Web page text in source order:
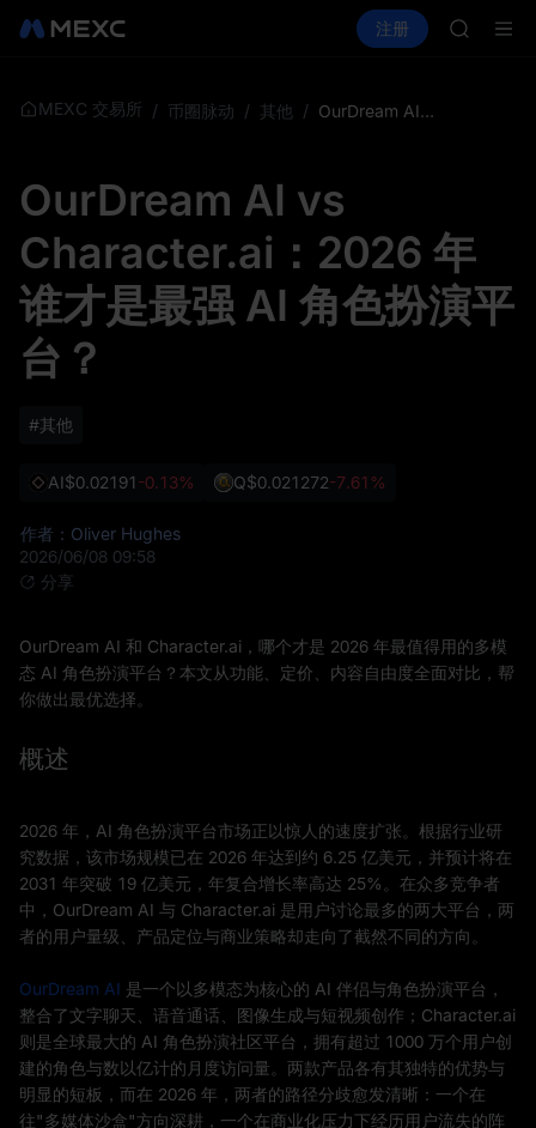
SPCX 理财 活
注册
SKYAI
MEXC 交易所 / 币圈脉动 / 其他 / OurDream AI vs Character.ai：2026 年谁才是最强 AI 角色扮演平台？
OurDream AI vs
Character.ai：2026 年
谁才是最强 AI 角色扮演平
台？
#其他
AI$0.02191 -0.13% Q$0.021272-7.61%
作者：Oliver Hughes
2026/06/08 09:58
分享
OurDream AI 和 Character.ai，哪个才是 2026 年最值得用的多模
态 AI 角色扮演平台？本文从功能、定价、内容自由度全面对比，帮
你做出最优选择。
概述
2026 年，AI 角色扮演平台市场正以惊人的速度扩张。根据行业研
究数据，该市场规模已在 2026 年达到约 6.25 亿美元，并预计将在
2031 年突破 19 亿美元，年复合增长率高达 25%。在众多竞争者
中，OurDream AI 与 Character.ai 是用户讨论最多的两大平台，两
者的用户量级、产品定位与商业策略却走向了截然不同的方向。
OurDream AI 是一个以多模态为核心的 AI 伴侣与角色扮演平台，
整合了文字聊天、语音通话、图像生成与短视频创作；Character.ai
则是全球最大的 AI 角色扮演社区平台，拥有超过 1000 万个用户创
建的角色与数以亿计的月度访问量。两款产品各有其独特的优势与
明显的短板，而在 2026 年，两者的路径分歧愈发清晰：一个在
往"多媒体沙盒"方向深耕，一个在商业化压力下经历用户流失的阵